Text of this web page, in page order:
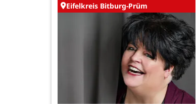
Eifelkreis Bitburg-Prüm